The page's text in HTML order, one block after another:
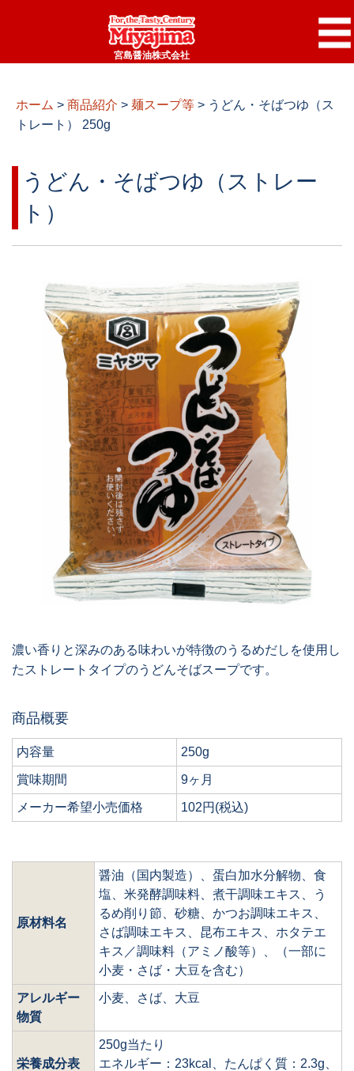
宮島醤油株式会社
ホーム > 商品紹介 > 麺スープ等 > うどん・そばつゆ（ス
トレート） 250g
うどん・そばつゆ（ストレー
ト）
濃い香りと深みのある味わいが特徴のうるめだしを使用し
たストレートタイプのうどんそばスープです。
商品概要
内容量 250g
賞味期間 9ヶ月
メーカー希望小売価格 102円(税込)
原材料名
醤油（国内製造）、蛋白加水分解物、食
塩、米発酵調味料、煮干調味エキス、う
るめ削り節、砂糖、かつお調味エキス、
さば調味エキス、昆布エキス、ホタテエ
キス／調味料（アミノ酸等）、（一部に
小麦・さば・大豆を含む）
アレルギー
物質
小麦、さば、大豆
栄養成分表
250g当たり
エネルギー：23kcal、たんぱく質：2.3g、